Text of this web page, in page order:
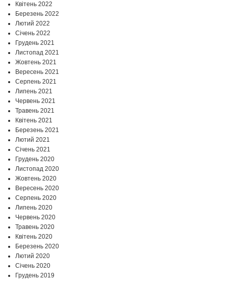
Квітень 2022
Березень 2022
Лютий 2022
Січень 2022
Грудень 2021
Листопад 2021
Жовтень 2021
Вересень 2021
Серпень 2021
Липень 2021
Червень 2021
Травень 2021
Квітень 2021
Березень 2021
Лютий 2021
Січень 2021
Грудень 2020
Листопад 2020
Жовтень 2020
Вересень 2020
Серпень 2020
Липень 2020
Червень 2020
Травень 2020
Квітень 2020
Березень 2020
Лютий 2020
Січень 2020
Грудень 2019